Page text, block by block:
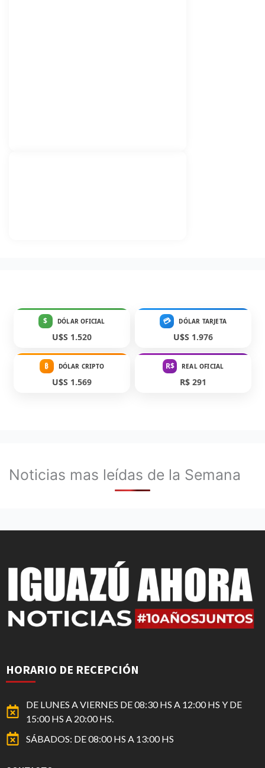
$ DÓLAR OFICIAL
U$S 1.520
💳 DÓLAR TARJETA
U$S 1.976
₿ DÓLAR CRIPTO
U$S 1.569
R$ REAL OFICIAL
R$ 291
Noticias mas leídas de la Semana
HORARIO DE RECEPCIÓN
DE LUNES A VIERNES DE 08:30 HS A 12:00 HS Y DE
15:00 HS A 20:00 HS.
SÁBADOS: DE 08:00 HS A 13:00 HS